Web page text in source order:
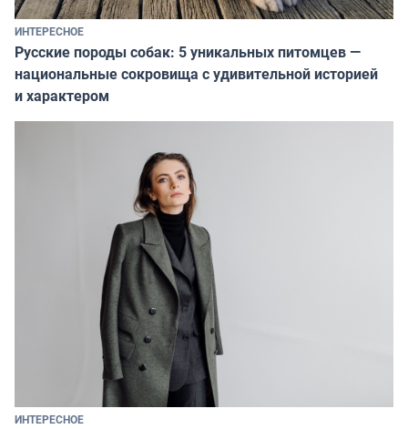
ИНТЕРЕСНОЕ
Русские породы собак: 5 уникальных питомцев —
национальные сокровища с удивительной историей
и характером
ИНТЕРЕСНОЕ